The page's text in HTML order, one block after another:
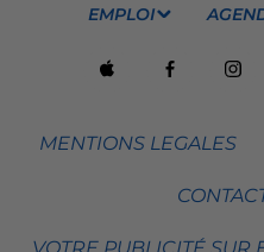
EMPLOI
MENTIONS LEGALES